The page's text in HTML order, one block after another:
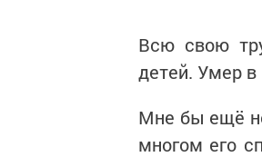
Всю свою
детей. Умер в
Мне бы ещё
многом его